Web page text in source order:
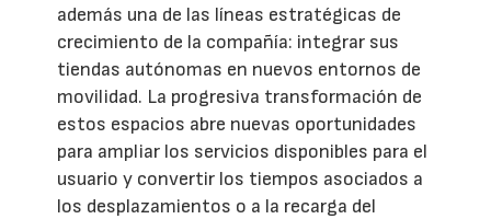
además una de las líneas estratégicas de
crecimiento de la compañía: integrar sus
tiendas autónomas en nuevos entornos de
movilidad. La progresiva transformación de
estos espacios abre nuevas oportunidades
para ampliar los servicios disponibles para el
usuario y convertir los tiempos asociados a
los desplazamientos o a la recarga del